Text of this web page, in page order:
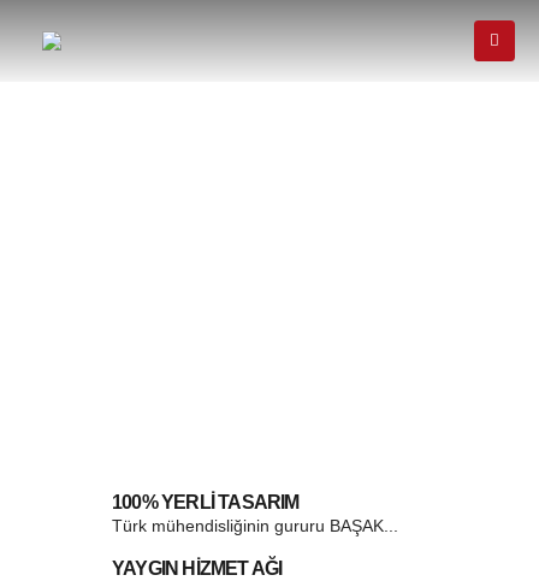
100% YERLİ TASARIM
Türk mühendisliğinin gururu BAŞAK...
YAYGIN HİZMET AĞI